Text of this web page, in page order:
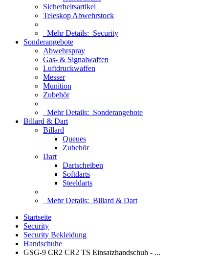
Sicherheitsartikel
Teleskop Abwehrstock
Mehr Details: Security
Sonderangebote
Abwehrspray
Gas- & Signalwaffen
Luftdruckwaffen
Messer
Munition
Zubehör
Mehr Details: Sonderangebote
Billard & Dart
Billard
Queues
Zubehör
Dart
Dartscheiben
Softdarts
Steeldarts
Mehr Details: Billard & Dart
Startseite
Security
Security Bekleidung
Handschuhe
GSG-9 CR2 CR2 TS Einsatzhandschuh - ...